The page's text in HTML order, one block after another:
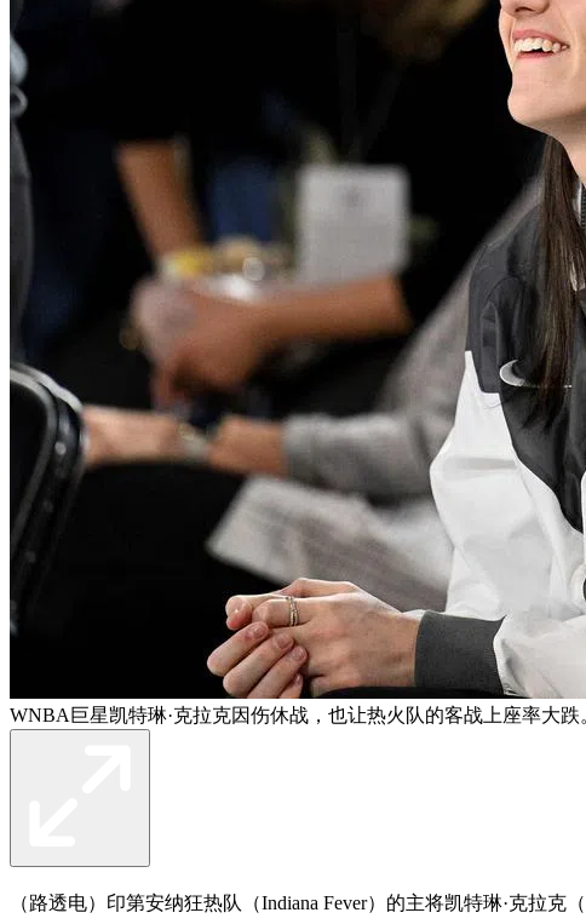
WNBA巨星凯特琳·克拉克因伤休战，也让热火队的客战上座率大跌
（路透电）印第安纳狂热队（Indiana Fever）的主将凯特琳·克拉